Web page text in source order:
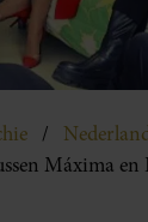
Máxima